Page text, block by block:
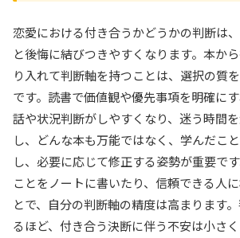
恋愛における付き合うかどうかの判断は
と後悔に結びつきやすくなります。本か
り入れて判断軸を持つことは、選択の質
です。読書で価値観や優先事項を明確に
話や状況判断がしやすくなり、迷う時間
し、どんな本も万能ではなく、学んだこ
し、必要に応じて修正する姿勢が重要で
ことをノートに書いたり、信頼できる人
とで、自分の判断軸の精度は高まります
るほど、付き合う決断に伴う不安は小さ